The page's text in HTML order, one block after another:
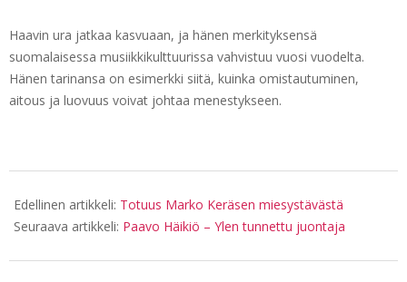
Haavin ura jatkaa kasvuaan, ja hänen merkityksensä
suomalaisessa musiikkikulttuurissa vahvistuu vuosi vuodelta.
Hänen tarinansa on esimerkki siitä, kuinka omistautuminen,
aitous ja luovuus voivat johtaa menestykseen.
04-
04
Edellinen artikkeli: Totuus Marko Keräsen miesystävästä
Seuraava artikkeli: Paavo Häikiö – Ylen tunnettu juontaja